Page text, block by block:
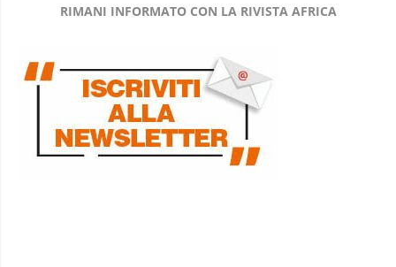
RIMANI INFORMATO CON LA RIVISTA AFRICA